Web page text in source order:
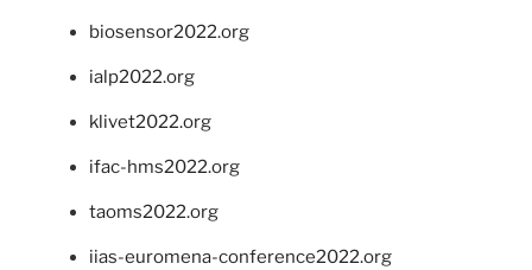
biosensor2022.org
ialp2022.org
klivet2022.org
ifac-hms2022.org
taoms2022.org
iias-euromena-conference2022.org